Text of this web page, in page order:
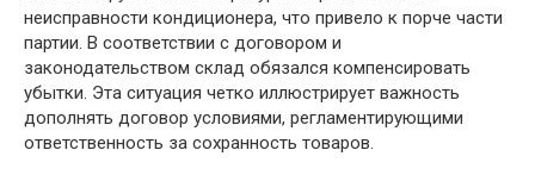
неисправности кондиционера, что привело к порче части
партии. В соответствии с договором и
законодательством склад обязался компенсировать
убытки. Эта ситуация четко иллюстрирует важность
дополнять договор условиями, регламентирующими
ответственность за сохранность товаров.